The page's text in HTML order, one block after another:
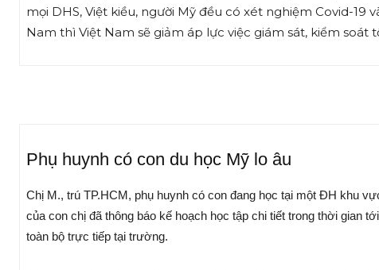
mọi DHS, Việt kiều, người Mỹ đều có xét nghiệm Covid-19
Nam thì Việt Nam sẽ giảm áp lực việc giám sát, kiểm soát
Phụ huynh có con du học Mỹ lo âu
Chị M., trú TP.HCM, phụ huynh có con đang học tại một ĐH khu
của con chị đã thông báo kế hoạch học tập chi tiết trong thời gian
toàn bộ trực tiếp tại trường.